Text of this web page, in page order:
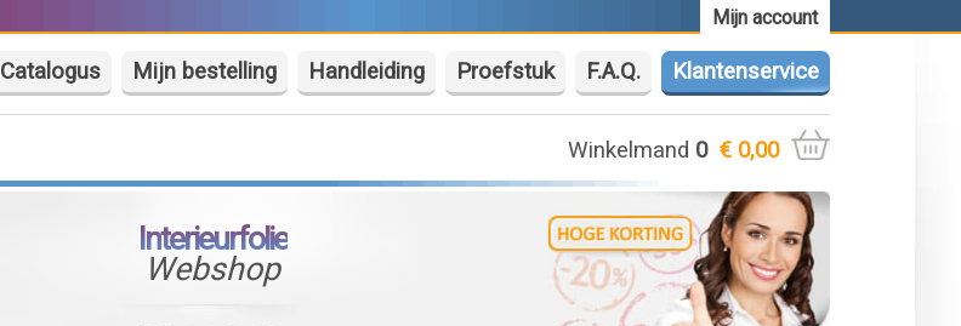
Mijn account
Catalogus Mijn bestelling Handleiding Proefstuk F.A.Q. Klantenservice
Winkelmand 0 € 0,00
Interieurfolie
Webshop